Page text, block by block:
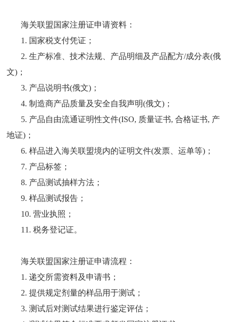
海关联盟国家注册证申请资料：
1. 国家税支付凭证；
2. 生产标准、技术法规、产品明细及产品配方/成分表(俄
文)；
3. 产品说明书(俄文)；
4. 制造商产品质量及安全自我声明(俄文)；
5. 产品自由流通证明性文件(ISO, 质量证书, 合格证书, 产
地证)；
6. 样品进入海关联盟境内的证明文件(发票、运单等)；
7. 产品标签；
8. 产品测试抽样方法；
9. 样品测试报告；
10. 营业执照；
11. 税务登记证。
海关联盟国家注册证申请流程：
1. 递交所需资料及申请书；
2. 提供规定剂量的样品用于测试；
3. 测试后对测试结果进行鉴定评估；